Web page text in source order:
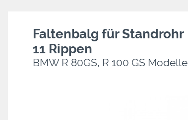
Faltenbalg für Standrohr
11 Rippen
BMW R 80GS, R 100 GS Modelle